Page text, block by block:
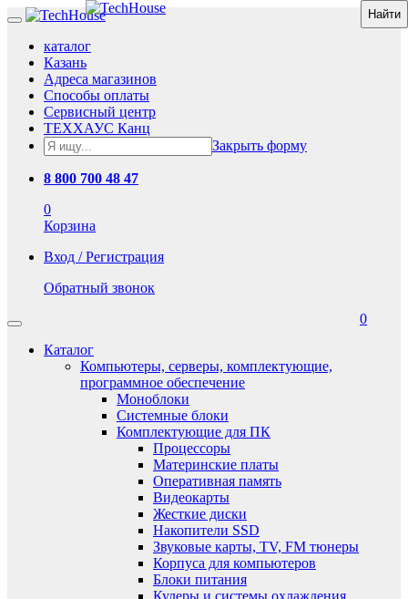
каталог
Казань
Адреса магазинов
Способы оплаты
Сервисный центр
ТЕХХАУС Канц
Закрыть форму
8 800 700 48 47
0
Корзина
Вход / Регистрация
Обратный звонок
0
Каталог
Компьютеры, серверы, комплектующие,
программное обеспечение
Моноблоки
Системные блоки
Комплектующие для ПК
Процессоры
Материнские платы
Оперативная память
Видеокарты
Жесткие диски
Накопители SSD
Звуковые карты, TV, FM тюнеры
Корпуса для компьютеров
Блоки питания
Кулеры и системы охлаждения